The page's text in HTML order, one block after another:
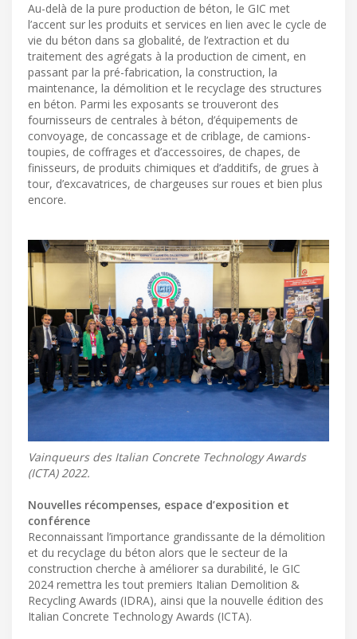
Au-delà de la pure production de béton, le GIC met
l’accent sur les produits et services en lien avec le cycle de
vie du béton dans sa globalité, de l’extraction et du
traitement des agrégats à la production de ciment, en
passant par la pré-fabrication, la construction, la
maintenance, la démolition et le recyclage des structures
en béton. Parmi les exposants se trouveront des
fournisseurs de centrales à béton, d’équipements de
convoyage, de concassage et de criblage, de camions-
toupies, de coffrages et d’accessoires, de chapes, de
finisseurs, de produits chimiques et d’additifs, de grues à
tour, d’excavatrices, de chargeuses sur roues et bien plus
encore.
Vainqueurs des Italian Concrete Technology Awards
(ICTA) 2022.
Nouvelles récompenses, espace d’exposition et
conférence
Reconnaissant l’importance grandissante de la démolition
et du recyclage du béton alors que le secteur de la
construction cherche à améliorer sa durabilité, le GIC
2024 remettra les tout premiers Italian Demolition &
Recycling Awards (IDRA), ainsi que la nouvelle édition des
Italian Concrete Technology Awards (ICTA).